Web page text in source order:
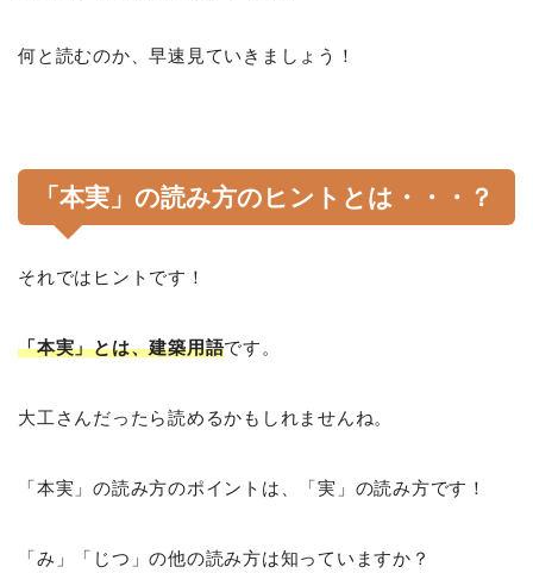
何と読むのか、早速見ていきましょう！
「本実」の読み方のヒントとは・・・？
それではヒントです！
「本実」とは、建築用語です。
大工さんだったら読めるかもしれませんね。
「本実」の読み方のポイントは、「実」の読み方です！
「み」「じつ」の他の読み方は知っていますか？